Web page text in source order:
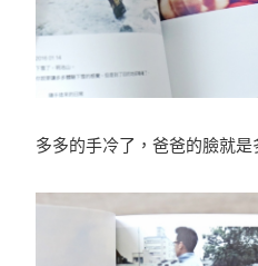
多多的手冷了，爸爸的臉就是